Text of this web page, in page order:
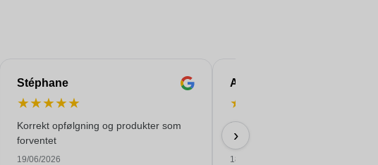
Stéphane
★★★★★
Korrekt opfølgning og produkter som
forventet
19/06/2026
Anne-Marie
★
Nem bestilling, god pris og
tiden med flot tryk!
18/06/2026
›